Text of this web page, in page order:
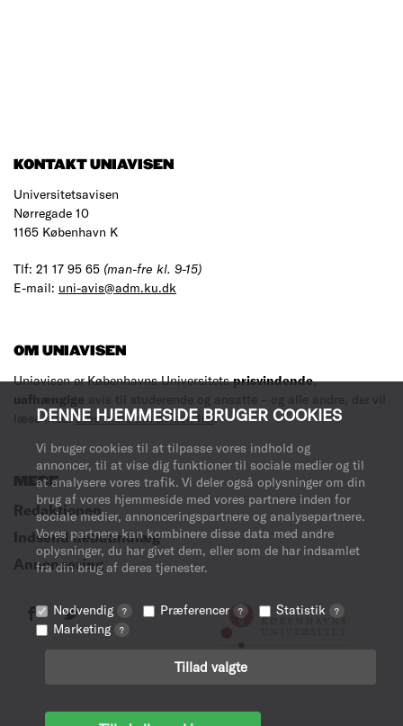
DENNE HJEMMESIDE BRUGER COOKIES
Vi bruger cookies til at tilpasse vores indhold og
annoncer, til at vise dig funktioner til sociale medier og til
at analysere vores trafik. Vi deler også oplysninger om din
brug af vores hjemmeside med vores partnere inden for
sociale medier, annonceringspartnere og analysepartnere.
Vores partnere kan kombinere disse data med andre
oplysninger, du har givet dem, eller som de har indsamlet
fra din brug af deres tjenester.
Nødvendig ? Præferencer ? Statistik ?
Marketing ?
Tillad valgte
KONTAKT UNIAVISEN
Universitetsavisen
Nørregade 10
1165 København K
Tlf: 21 17 95 65 (man-fre kl. 9-15)
E-mail: uni-avis@adm.ku.dk
OM UNIAVISEN
Uniavisen er Københavns Universitetsprisvindende,
uafhængige avis til studerende og ansatte – og alle andre, der vil
læse med.Læs mere om avisen her.
MERE
Redaktionen
Indsend debatindlæg
Annoncering